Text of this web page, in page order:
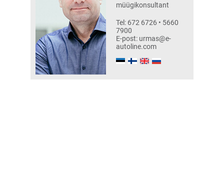
müügikonsultant
Tel: 672 6726 • 5660
7900
E-post: urmas@e-
autoline.com